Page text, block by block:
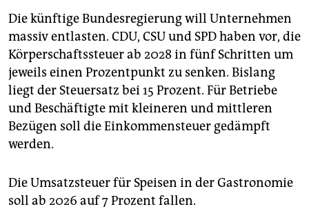
Die künftige Bundesregierung will Unternehmen
massiv entlasten. CDU, CSU und SPD haben vor, die
Körperschaftssteuer ab 2028 in fünf Schritten um
jeweils einen Prozentpunkt zu senken. Bislang
liegt der Steuersatz bei 15 Prozent. Für Betriebe
und Beschäftigte mit kleineren und mittleren
Bezügen soll die Einkommensteuer gedämpft
werden.
Die Umsatzsteuer für Speisen in der Gastronomie
soll ab 2026 auf 7 Prozent fallen.